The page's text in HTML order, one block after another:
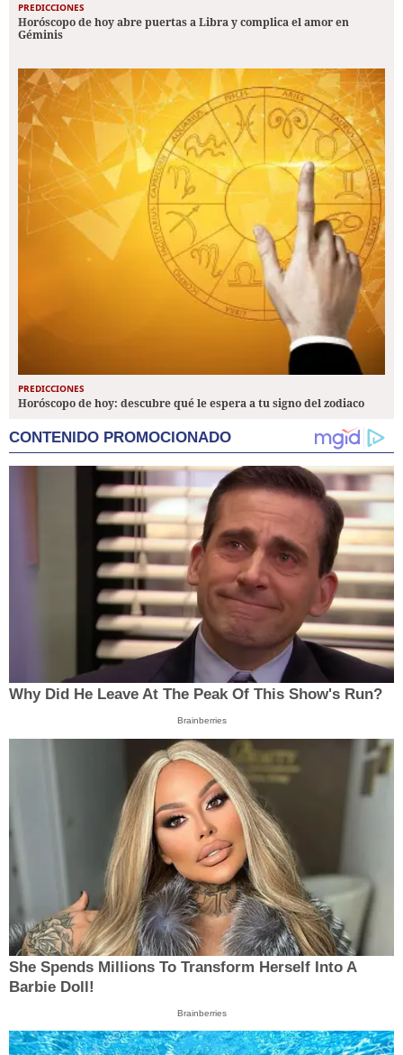
PREDICCIONES
Horóscopo de hoy abre puertas a Libra y complica el amor en
Géminis
PREDICCIONES
Horóscopo de hoy: descubre qué le espera a tu signo del zodiaco
CONTENIDO PROMOCIONADO
Why Did He Leave At The Peak Of This Show's Run?
Brainberries
She Spends Millions To Transform Herself Into A
Barbie Doll!
Brainberries